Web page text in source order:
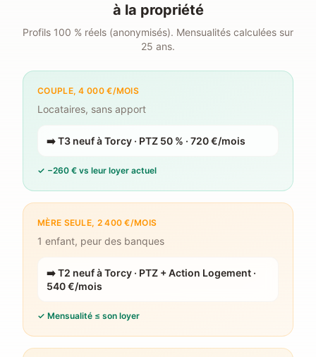
à la propriété
Profils 100 % réels (anonymisés). Mensualités calculées sur
25 ans.
COUPLE, 4 000 €/MOIS
Locataires, sans apport
➡️T3 neuf à Torcy · PTZ 50 % · 720 €/mois
✓ −260 € vs leur loyer actuel
MÈRE SEULE, 2 400 €/MOIS
1 enfant, peur des banques
➡️T2 neuf à Torcy · PTZ + Action Logement ·
540 €/mois
✓ Mensualité ≤ son loyer